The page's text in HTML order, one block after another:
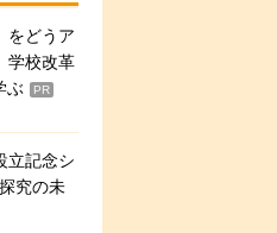
をどうア
学校改革
ぶ
PR
立記念シ
究の未